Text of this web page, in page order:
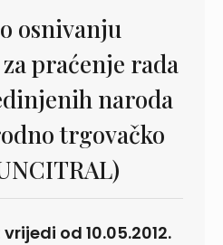
osnivanju
praćenje rada
naroda
trgovačko
od 10.05.2012.